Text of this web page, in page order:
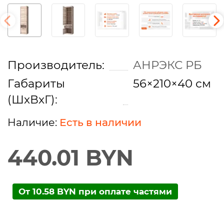
Производитель:
АНРЭКС РБ
Габариты
(ШхВхГ):
56×210×40 см
Есть в наличии
440.01 BYN
От 10.58 BYN при оплате частями